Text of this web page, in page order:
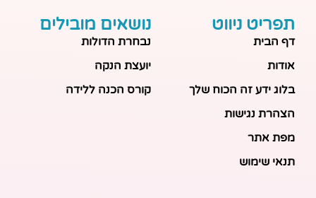
תפריט ניווט
דף הבית
אודות
בלוג ידע זה הכוח שלך
הצהרת נגישות
מפת אתר
תנאי שימוש
נושאים מובילים
נבחרת הדולות
יועצת הנקה
קורס הכנה ללידה